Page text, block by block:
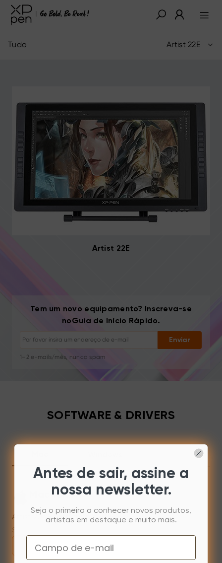
Tudo Artist 22E
Artist 22E
Tem um novo equipamento? Inscreva-se
noGuia de Início Rápido.
Enviar
Tutoriais de desenho
Dicas e resolução de problemas
Histórias de artistas e inspiração
1–2 e-mails/mês, nunca spam
Seu e-mail é usado apenas para o conteúdo solicitado
Cancelar inscrição: Um clique a qualquer momento
SOFTWARE & DRIVERS
Mac 10.15
Artist 2048 for Calaina(20191225)
Baixe
Antes de sair, assine a
nossa newsletter.
Seja o primeiro a conhecer novos produtos,
artistas em destaque e muito mais.
Email